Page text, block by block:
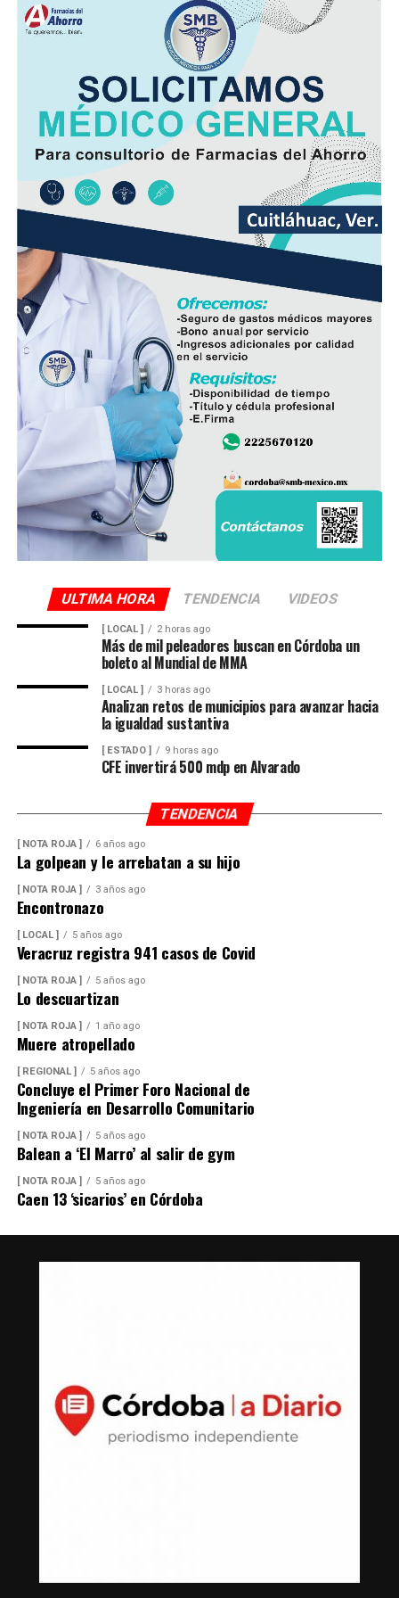
ULTIMA HORA TENDENCIA VIDEOS
[ LOCAL ] 2 horas ago
Más de mil peleadores buscan en Córdoba un
boleto al Mundial de MMA
[ LOCAL ] 3 horas ago
Analizan retos de municipios para avanzar hacia
la igualdad sustantiva
[ ESTADO ] 9 horas ago
CFE invertirá 500 mdp en Alvarado
TENDENCIA
[ NOTA ROJA ] 6 años ago
La golpean y le arrebatan a su hijo
[ NOTA ROJA ] 3 años ago
Encontronazo
[ LOCAL ] 5 años ago
Veracruz registra 941 casos de Covid
[ NOTA ROJA ] 5 años ago
Lo descuartizan
[ NOTA ROJA ] 1 año ago
Muere atropellado
[ REGIONAL ] 5 años ago
Concluye el Primer Foro Nacional de
Ingeniería en Desarrollo Comunitario
[ NOTA ROJA ] 5 años ago
Balean a ‘El Marro’ al salir de gym
[ NOTA ROJA ] 5 años ago
Caen 13 ‘sicarios’ en Córdoba